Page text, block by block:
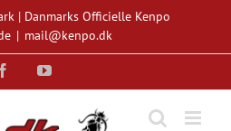
| Danmarks Officielle Kenpo
| mail@kenpo.dk
FacebookYouTube